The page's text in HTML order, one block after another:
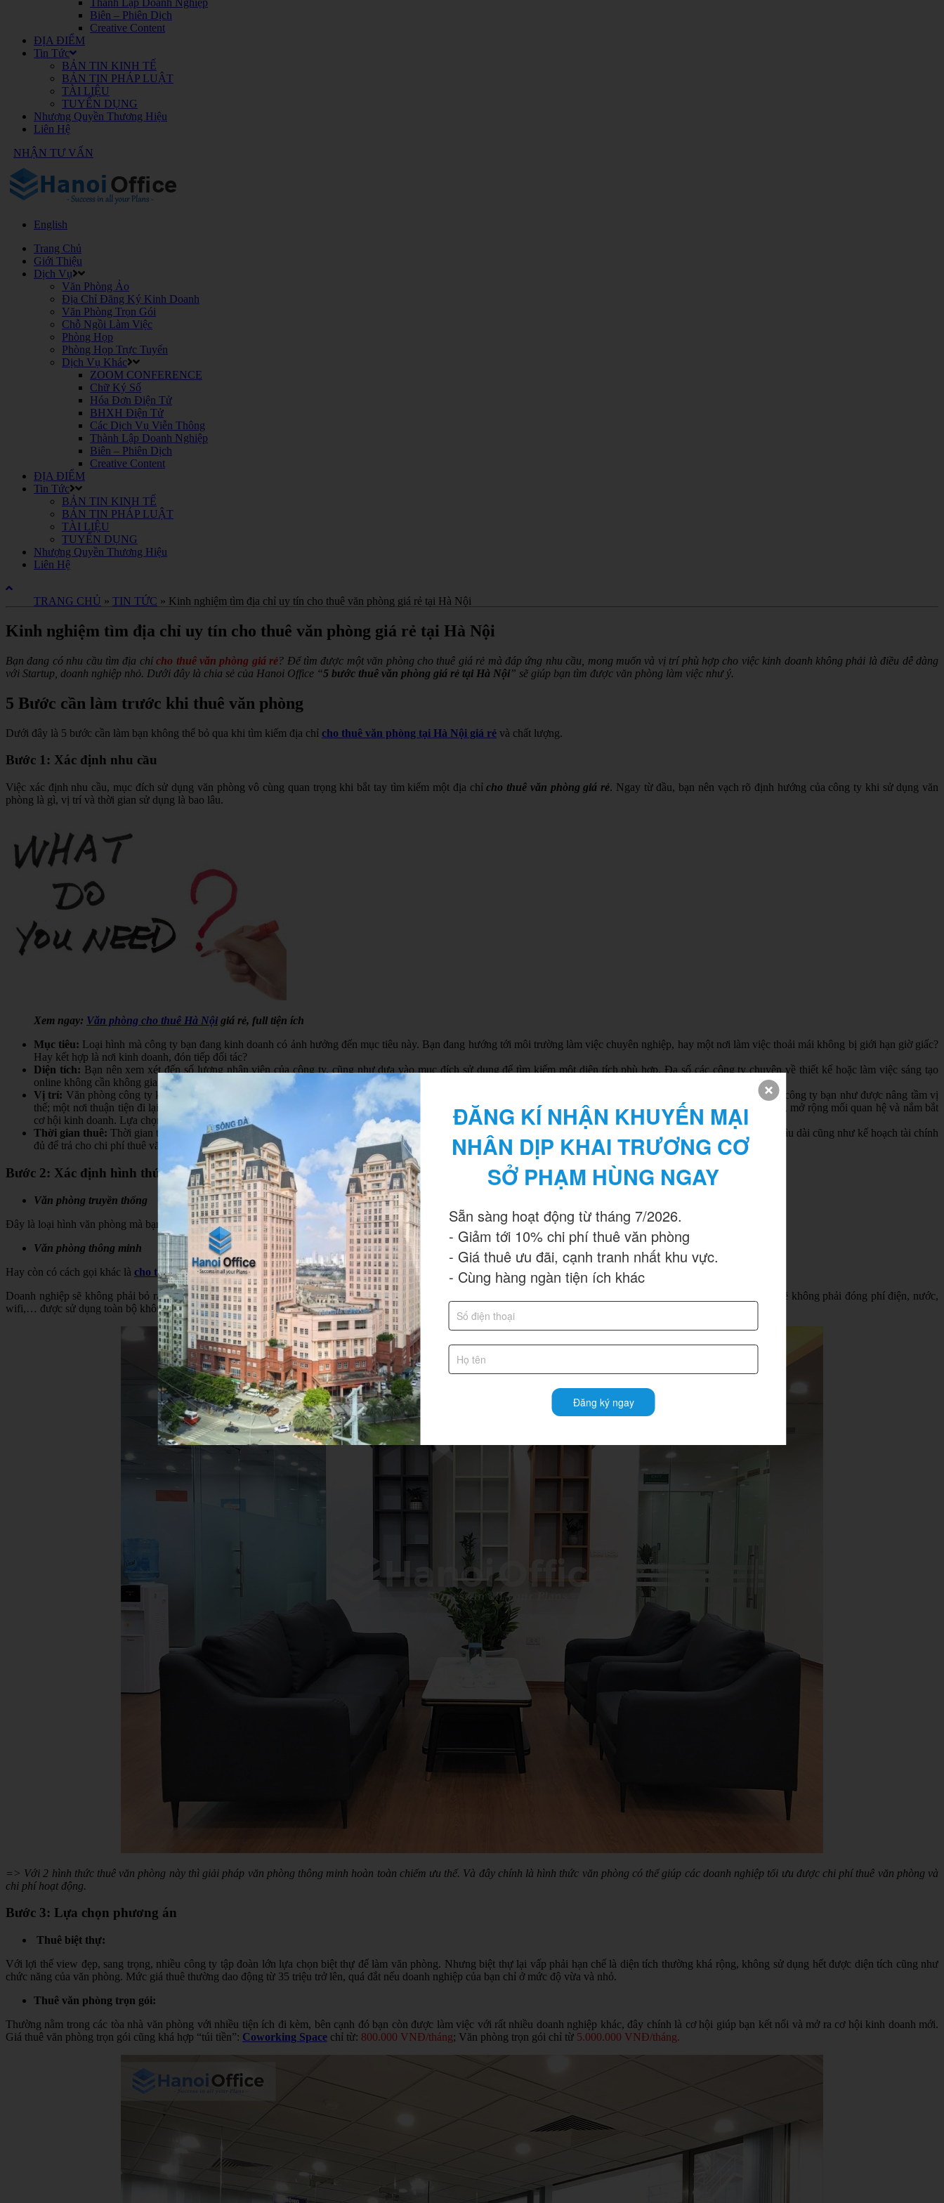
Thành Lập Doanh Nghiệp
Biên – Phiên Dịch
Creative Content
ĐỊA ĐIỂM
Tin Tức
BẢN TIN KINH TẾ
BẢN TIN PHÁP LUẬT
TÀI LIỆU
TUYỂN DỤNG
Nhượng Quyền Thương Hiệu
Liên Hệ
NHẬN TƯ VẤN
English
Trang Chủ
Giới Thiệu
Dịch Vụ
Văn Phòng Ảo
Địa Chỉ Đăng Ký Kinh Doanh
Văn Phòng Trọn Gói
Chỗ Ngồi Làm Việc
Phòng Họp
Phòng Họp Trực Tuyến
Dịch Vụ Khác
ZOOM CONFERENCE
Chữ Ký Số
Hóa Đơn Điện Tử
BHXH Điện Tử
Các Dịch Vụ Viễn Thông
Thành Lập Doanh Nghiệp
Biên – Phiên Dịch
Creative Content
ĐỊA ĐIỂM
Tin Tức
BẢN TIN KINH TẾ
BẢN TIN PHÁP LUẬT
TÀI LIỆU
TUYỂN DỤNG
Nhượng Quyền Thương Hiệu
Liên Hệ
TRANG CHỦ » TIN TỨC » Kinh nghiệm tìm địa chỉ uy tín cho thuê văn phòng giá rẻ tại Hà Nội
Kinh nghiệm tìm địa chỉ uy tín cho thuê văn phòng giá rẻ tại Hà Nội
Bạn đang có nhu cầu tìm địa chỉcho thuê văn phòng giá rẻ? Để tìm được một văn phòng cho thuê giá rẻ mà đáp ứng nhu cầu, mong muốn và vị trí phù hợp cho việc kinh doanh không phải là điều dễ dàng
với Startup, doanh nghiệp nhỏ. Dưới đây là chia sẻ của Hanoi Office “5 bước thuê văn phòng giá rẻ tại Hà Nội” sẽ giúp bạn tìm được văn phòng làm việc như ý.
5 Bước cần làm trước khi thuê văn phòng
Dưới đây là 5 bước cần làm bạn không thể bỏ qua khi tìm kiếm địa chỉ cho thuê văn phòng tại Hà Nội giá rẻ và chất lượng.
Bước 1: Xác định nhu cầu
Việc xác định nhu cầu, mục đích sử dụng văn phòng vô cùng quan trọng khi bắt tay tìm kiếm một địa chỉcho thuê văn phòng giá rẻ. Ngay từ đầu, bạn nên vạch rõ định hướng của công ty khi sử dụng văn
phòng là gì, vị trí và thời gian sử dụng là bao lâu.
Xem ngay: Văn phòng cho thuê Hà Nội giá rẻ, full tiện ích
Mục tiêu: Loại hình mà công ty bạn đang kinh doanh có ảnh hưởng đến mục tiêu này. Bạn đang hướng tới môi trường làm việc chuyên nghiệp, hay một nơi làm việc thoải mái không bị giới hạn giờ giấc?
Hay kết hợp là nơi kinh doanh, đón tiếp đối tác?
Diện tích: Bạn nên xem xét đến số lượng nhân viên của công ty, cũng như dựa vào mục đích sử dụng để tìm kiếm một diện tích phù hợp. Đa số các công ty chuyên về thiết kế hoặc làm việc sáng tạo
online không cần không gian lớn. Tuy nhiên, Hanoi Office khuyến cáo diện tích tối thiểu là 4m2/người.
Vị trí: Văn phòng công ty không chỉ là nơi làm việc của nhân viên, mà còn được coi là bộ mặt đại diện cho công ty. Một vị trí đẹp ngay giữa trung tâm thủ đô sẽ khiến công ty bạn như được nâng tầm vị
thế; một nơi thuận tiện đi lại giúp bạn không còn vất vả đi làm mỗi ngày; một vị trí gần các công ty doanh nghiệp khác, bạn có thể dễ dàng kết nối với các công ty khác, mở rộng mối quan hệ và nắm bắt
cơ hội kinh doanh. Lựa chọn vị trí như thế nào là tùy thuộc vào bạn, nên lưu ý tránh những khu vực giao thông quá “tệ”, nên có chỗ để xe máy, ô tô cho khách hàng.
Thời gian thuê: Thời gian thuê mà chủ đầu tư hoặc hộ cho thuê yêu cầu thường tối thiểu từ 6 tháng đến 1 năm. Bạn nên có kế hoạch dài hạn về chiến lược kinh doanh lâu dài cũng như kế hoạch tài chính
đủ để trả cho chi phí thuê văn phòng.
Bước 2: Xác định hình thức thuê văn phòng
Văn phòng truyền thống
Đây là loại hình văn phòng mà bạn sẽ phải thuê mặt bằng, Set-up toàn bộ nội thất, trang thiết bị văn phòng và các hạng mục khác như: phòng họp, phòng khách,…
Văn phòng thông minh
Hay còn có cách gọi khác là cho thuê văn phòng trọn gói – văn phòng chia sẻ, đây là giải pháp văn phòng hoàn toàn tối ưu cho các doanh nghiệp vừa và nhỏ.
Doanh nghiệp sẽ không phải bỏ ra chi phí thuê mặt bằng, chi phí trang trí nội thất văn phòng hay xây dựng các hạng như phòng họp, phòng khách…. Doanh nghiệp cũng sẽ không phải đóng phí điện, nước,
wifi,… được sử dụng toàn bộ không gian và tiện ích văn phòng chung như: phòng khách, phòng họp, máy fax, máy in, máy photocopy,…
=> Với 2 hình thức thuê văn phòng này thì giải pháp văn phòng thông minh hoàn toàn chiếm ưu thế. Và đây chính là hình thức văn phòng có thể giúp các doanh nghiệp tối ưu được chi phí thuê văn phòng và
chi phí hoạt động.
Bước 3: Lựa chọn phương án
Thuê biệt thự:
Với lợi thế view đẹp, sang trọng, nhiều công ty tập đoàn lớn lựa chọn biệt thự để làm văn phòng. Nhưng biệt thự lại vấp phải hạn chế là diện tích thường khá rộng, không sử dụng hết được diện tích cũng như
chức năng của văn phòng. Mức giá thuê thường dao động từ 35 triệu trở lên, quá đắt nếu doanh nghiệp của bạn chỉ ở mức độ vừa và nhỏ.
Thuê văn phòng trọn gói:
Thường nằm trong các tòa nhà văn phòng với nhiều tiện ích đi kèm, bên cạnh đó bạn còn được làm việc với rất nhiều doanh nghiệp khác, đây chính là cơ hội giúp bạn kết nối và mở ra cơ hội kinh doanh mới.
Giá thuê văn phòng trọn gói cũng khá hợp “túi tiền”: Coworking Space chỉ từ: 800.000 VNĐ/tháng; Văn phòng trọn gói chỉ từ 5.000.000 VNĐ/tháng.
ĐĂNG KÍ NHẬN KHUYẾN MẠI
NHÂN DỊP KHAI TRƯƠNG CƠ
SỞ PHẠM HÙNG NGAY
Sẵn sàng hoạt động từ tháng 7/2026.
- Giảm tới 10% chi phí thuê văn phòng
- Giá thuê ưu đãi, cạnh tranh nhất khu vực.
- Cùng hàng ngàn tiện ích khác
Đăng ký ngay